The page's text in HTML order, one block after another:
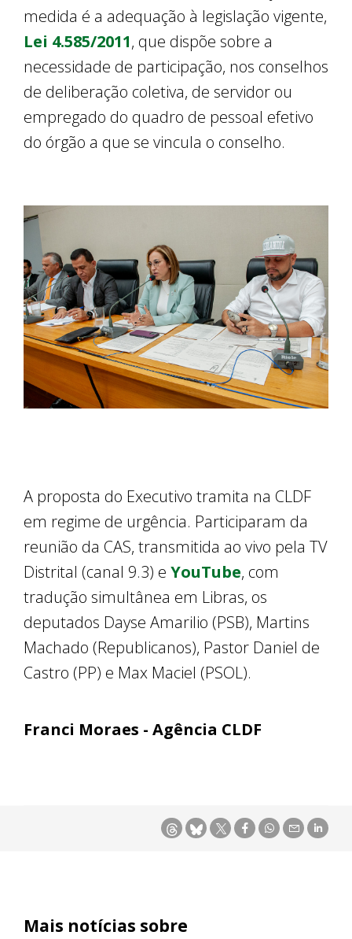
medida é a adequação à legislação vigente,
Lei 4.585/2011, que dispõe sobre a
necessidade de participação, nos conselhos
de deliberação coletiva, de servidor ou
empregado do quadro de pessoal efetivo
do órgão a que se vincula o conselho.
A proposta do Executivo tramita na CLDF
em regime de urgência. Participaram da
reunião da CAS, transmitida ao vivo pela TV
Distrital (canal 9.3) e YouTube, com
tradução simultânea em Libras, os
deputados Dayse Amarilio (PSB), Martins
Machado (Republicanos), Pastor Daniel de
Castro (PP) e Max Maciel (PSOL).
Franci Moraes - Agência CLDF
Mais notícias sobre